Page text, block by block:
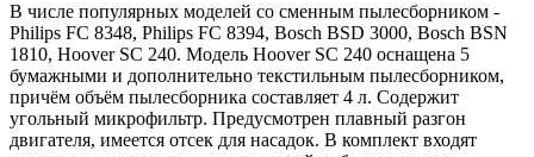
В числе популярных моделей со сменным пылесборником -
Philips FC 8348, Philips FC 8394, Bosch BSD 3000, Bosch BSN
1810, Hoover SC 240. Модель Hoover SC 240 оснащена 5
бумажными и дополнительно текстильным пылесборником,
причём объём пылесборника составляет 4 л. Содержит
угольный микрофильтр. Предусмотрен плавный разгон
двигателя, имеется отсек для насадок. В комплект входят